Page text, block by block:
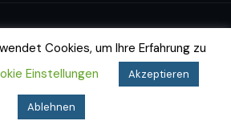
DatenschutzCookie-Richtlinie
Dartfighters Greifswald e.V.
Cookies, um Ihre Erfahrung zu
Einstellungen Akzeptieren
Ablehnen